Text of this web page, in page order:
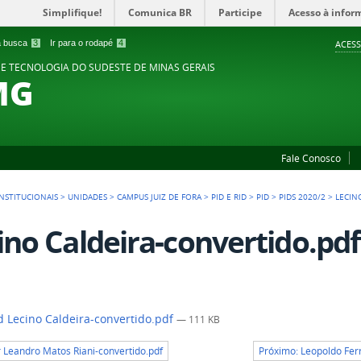
busca 3 Ir para o rodapé 4
Simplifique! Comunica BR Participe Acesso à
TECNOLOGIA DO SUDESTE DE MINAS GERAIS
Fale Conosco
> UNIDADES >CAMPUS JUIZ DE FORA > PID E RID > PID > PIDS 2020/2 >
Caldeira-convertido.pdf
Lecino Caldeira-convertido.pdf— 111 KB
Matos Riani-convertido.pdf Próximo: Leopoldo